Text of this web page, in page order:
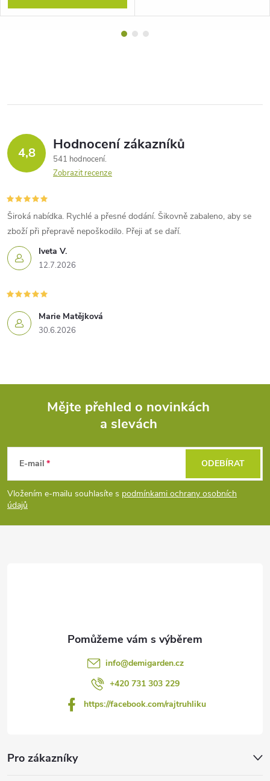
4,8 Hodnocení zákazníků
541 hodnocení
Zobrazit recenze
Iveta V.
12.7.2026
Široká nabídka. Rychlé a přesné dodání. Šikovně zabaleno, aby se
zboží při přepravě nepoškodilo. Přeji ať se daří.
Marie Matějková
30.6.2026
p
a
Mějte přehled o novinkách
a slevách
E-mail
Vložením e-mailu souhlasíte s podmínkami ochrany osobních
údajů
ODEBÍRAT
info@demigarden.cz
+420 731 303 229
https://facebook.com/rajtruhliku
Pro zákazníky